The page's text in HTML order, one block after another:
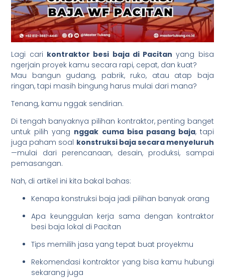
Lagi cari kontraktor besi baja di Pacitan yang bisa
ngerjain proyek kamu secara rapi, cepat, dan kuat?
Mau bangun gudang, pabrik, ruko, atau atap baja
ringan, tapi masih bingung harus mulai dari mana?
Tenang, kamu nggak sendirian.
Di tengah banyaknya pilihan kontraktor, penting banget
untuk pilih yang nggak cuma bisa pasang baja, tapi
juga paham soal konstruksi baja secara menyeluruh
—mulai dari perencanaan, desain, produksi, sampai
pemasangan.
Nah, di artikel ini kita bakal bahas:
Kenapa konstruksi baja jadi pilihan banyak orang
Apa keunggulan kerja sama dengan kontraktor
besi baja lokal di Pacitan
Tips memilih jasa yang tepat buat proyekmu
Rekomendasi kontraktor yang bisa kamu hubungi
sekarang juga